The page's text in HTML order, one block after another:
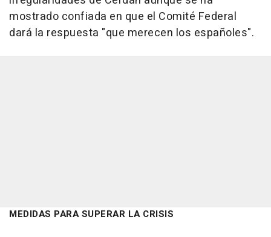
mostrado confiada en que el Comité Federal
dará la respuesta "que merecen los españoles".
MEDIDAS PARA SUPERAR LA CRISIS